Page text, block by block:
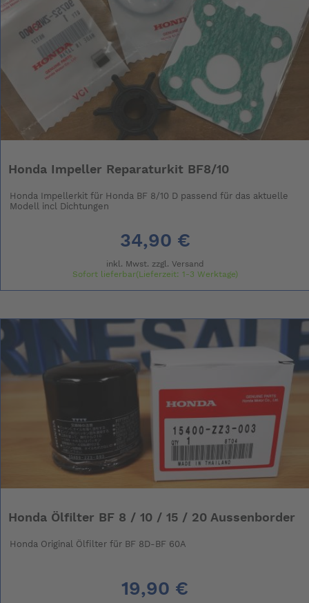
Honda Impeller Reparaturkit BF8/10
Honda Impellerkit für Honda BF 8/10 D passend für das aktuelle
Modell incl Dichtungen
34,90 €
inkl. Mwst. zzgl. Versand
Sofort lieferbar(Lieferzeit: 1-3 Werktage)
Honda Ölfilter BF 8 / 10 / 15 / 20 Aussenborder
Honda Original Ölfilter für BF 8D-BF 60A
19,90 €